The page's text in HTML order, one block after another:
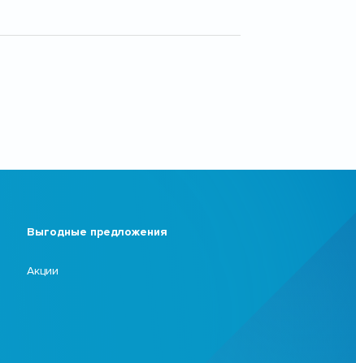
Выгодные предложения
Акции